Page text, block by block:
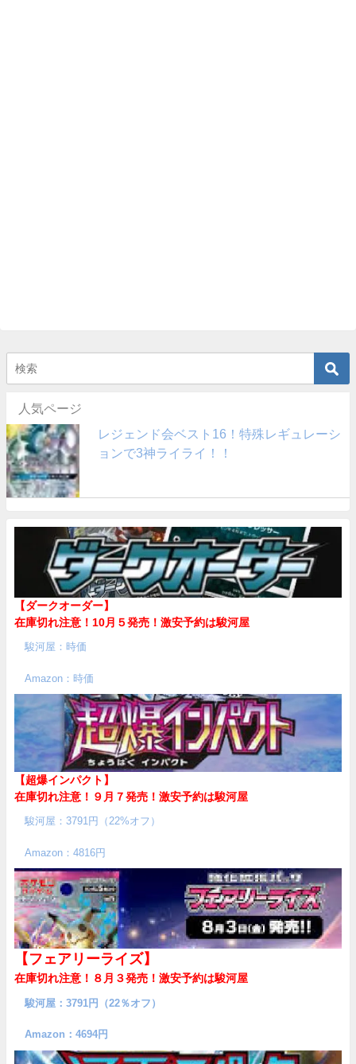
人気ページ
レジェンド会ベスト16！特殊レギュレーシ
ョンで3神ライライ！！
【ダークオーダー】
在庫切れ注意！10月５発売！ 激安予約は駿河屋
駿河屋：時価
Amazon：時価
【超爆インパクト】
在庫切れ注意！９月７発売！ 激安予約は駿河屋
駿河屋：3791円（22%オフ）
Amazon：4816円
【フェアリーライズ】
在庫切れ注意！８月３発売！ 激安予約は駿河屋
駿河屋：3791円（22％オフ）
Amazon：4694円